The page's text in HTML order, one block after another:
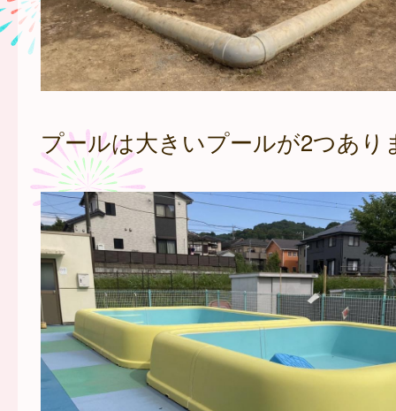
プールは大きいプールが2つあり